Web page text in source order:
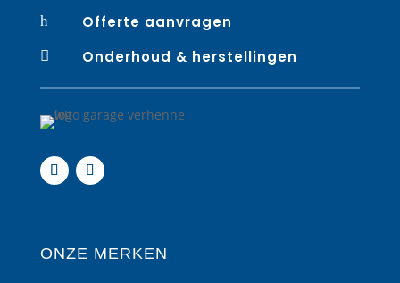
h Offerte aanvragen
 Onderhoud & herstellingen
ONZE MERKEN